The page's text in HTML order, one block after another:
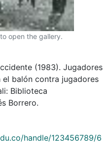
open the gallery.
(1983). Jugadores
balón contra jugadores
Biblioteca
Borrero.
handle/123456789/6